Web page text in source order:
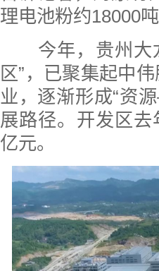
理电池粉约18000
今年，贵州大龙
区”，已聚集起中
业，逐渐形成“资
展路径。开发区
亿元。